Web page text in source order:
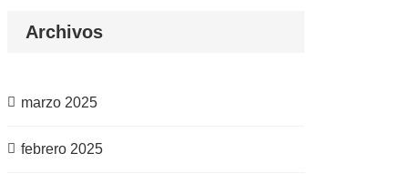
Archivos
marzo 2025
febrero 2025